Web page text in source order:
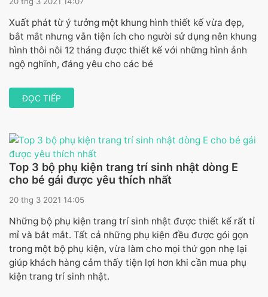
Xuất phát từ ý tưởng một khung hình thiết kế vừa đẹp,
bắt mắt nhưng vẫn tiện ích cho người sử dụng nên khung
hình thôi nôi 12 tháng được thiết kế với những hình ảnh
ngộ nghĩnh, đáng yêu cho các bé
ĐỌC TIẾP
Top 3 bộ phụ kiện trang trí sinh nhật dòng E
cho bé gái được yêu thích nhất
20 thg 3 2021 14:05
Những bộ phụ kiện trang trí sinh nhật được thiết kế rất tỉ
mỉ và bắt mắt. Tất cả những phụ kiện đều được gói gọn
trong một bộ phụ kiện, vừa làm cho mọi thứ gọn nhẹ lại
giúp khách hàng cảm thấy tiện lợi hơn khi cần mua phụ
kiện trang trí sinh nhật.